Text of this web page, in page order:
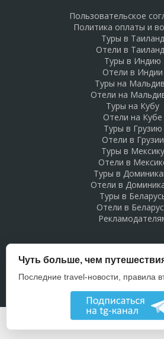
Пользовательское
Политика оплаты и
Туры в Таиланд
Отели в
Туры в Индию
Отели в Индии
Туры на
Отели на
Туры на Кубу
Отели на Кубе
Туры в Грузию
Отели в Грузии
Туры в Мексику
Отели в
Туры в
Отели в
Туры в
Отели в
Чуть больше, чем
Последние travel-новости, правила